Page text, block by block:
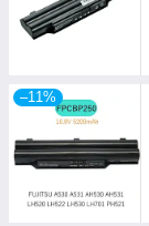
–11%